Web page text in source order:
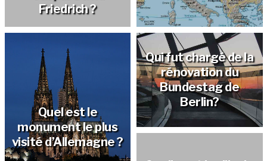
Friedrich ?
Quel est le
monument le plus
visité d’Allemagne ?
Qui fut chargé de la
rénovation du
Bundestag de
Berlin?